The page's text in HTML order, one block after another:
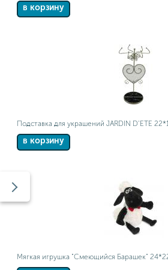
в корзину
Подставка для украшений JARDIN D'ETE
в корзину
Мягкая игрушка "Смеющийся Барашек"